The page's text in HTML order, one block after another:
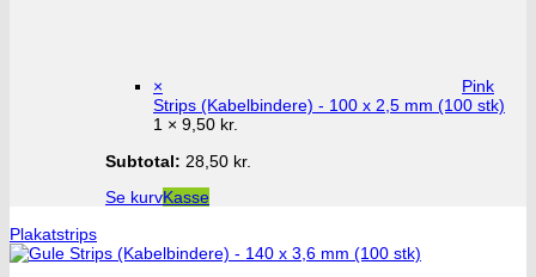
×
Pink
Strips (Kabelbindere) - 100 x 2,5 mm (100 stk)
1 × 9,50 kr.
Subtotal: 28,50 kr.
Se kurvKasse
Plakatstrips